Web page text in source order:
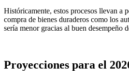
Históricamente, estos procesos llevan a
compra de bienes duraderos como los
sería menor gracias al buen desempeño
Proyecciones para el